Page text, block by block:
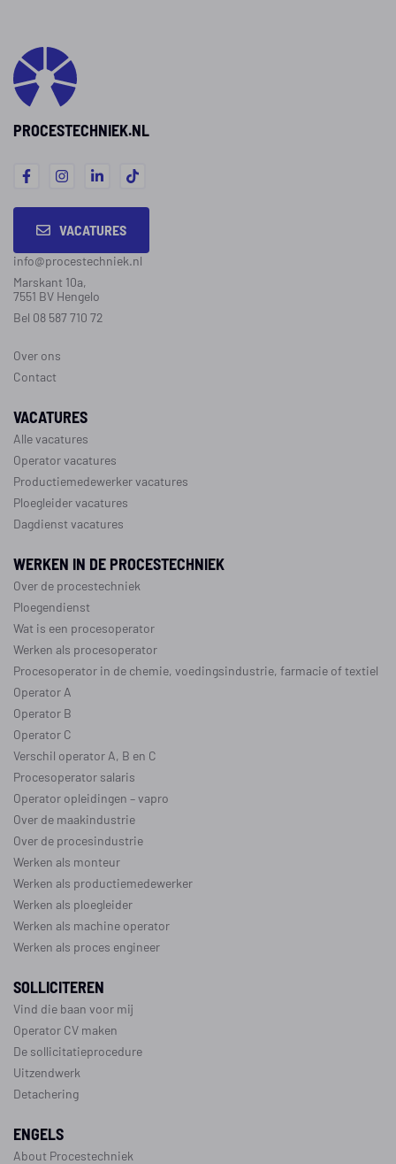
PROCESTECHNIEK.NL
VACATURES
info@procestechniek.nl
Marskant 10a,
7551 BV Hengelo
Bel 08 587 710 72
Over ons
Contact
VACATURES
Alle vacatures
Operator vacatures
Productiemedewerker vacatures
Ploegleider vacatures
Dagdienst vacatures
WERKEN IN DE PROCESTECHNIEK
Over de procestechniek
Ploegendienst
Wat is een procesoperator
Werken als procesoperator
Procesoperator in de chemie voedingsindustrie farmacie oftextiel
Operator A
Operator B
Operator C
Verschil operator A, B en C
Procesoperator salaris
Operator opleidingen –vapro
Over de maakindustrie
Over de procesindustrie
Werken als monteur
Werken als productiemedewerker
Werken als ploegleider
Werken als machine operator
Werken als proces engineer
SOLLICITEREN
Vind die baan voor mij
Operator CV maken
De sollicitatieprocedure
Uitzendwerk
Detachering
ENGELS
About Procestechniek